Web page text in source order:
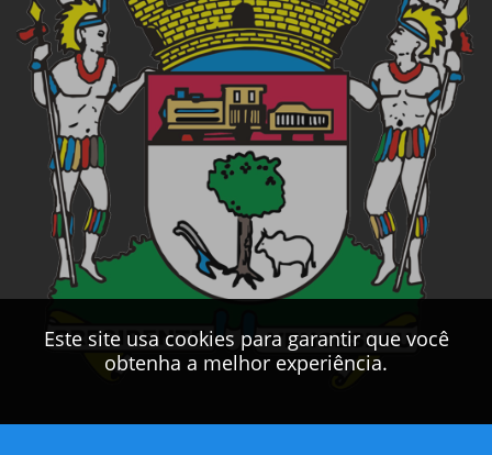
Este site usa cookies para garantir que você
obtenha a melhor experiência.